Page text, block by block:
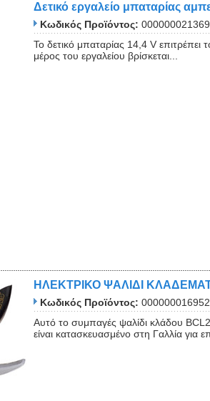
Δετικό εργαλείο μπαταρίας
Κωδικός Προϊόντος: 000000021369
Το δετικό μπαταρίας 14,4 V
μέρος του εργαλείου βρίσκεται...
ΗΛΕΚΤΡΙΚΟ ΨΑΛΙΔΙ
Κωδικός Προϊόντος: 000000016952
Αυτό το συμπαγές ψαλίδι κλάδου
είναι κατασκευασμένο στη Γαλλία για